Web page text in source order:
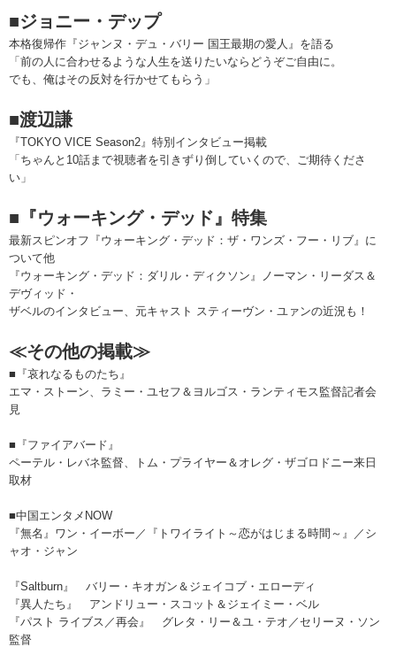
■ジョニー・デップ
本格復帰作『ジャンヌ・デュ・バリー 国王最期の愛人』を語る
「前の人に合わせるような人生を送りたいならどうぞご自由に。
でも、俺はその反対を行かせてもらう」
■渡辺謙
『TOKYO VICE Season2』特別インタビュー掲載
「ちゃんと10話まで視聴者を引きずり倒していくので、ご期待くださ
い」
■『ウォーキング・デッド』特集
最新スピンオフ『ウォーキング・デッド：ザ・ワンズ・フー・リブ』に
ついて他
『ウォーキング・デッド：ダリル・ディクソン』ノーマン・リーダス＆
デヴィッド・
ザベルのインタビュー、元キャスト スティーヴン・ユァンの近況も！
≪その他の掲載≫
■『哀れなるものたち』
エマ・ストーン、ラミー・ユセフ＆ヨルゴス・ランティモス監督記者会
見
■『ファイアバード』
ペーテル・レバネ監督、トム・プライヤー＆オレグ・ザゴロドニー来日
取材
■中国エンタメNOW
『無名』ワン・イーボー／『トワイライト～恋がはじまる時間～』／シ
ャオ・ジャン
『Saltburn』 バリー・キオガン＆ジェイコブ・エローディ
『異人たち』 アンドリュー・スコット＆ジェイミー・ベル
『パスト ライブス／再会』 グレタ・リー＆ユ・テオ／セリーヌ・ソン
監督